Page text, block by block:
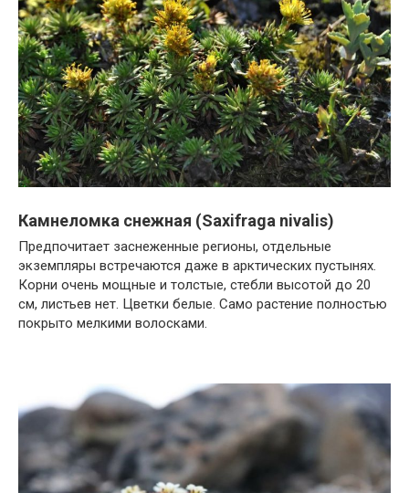
Камнеломка снежная (Saxifraga nivalis)
Предпочитает заснеженные регионы, отдельные
экземпляры встречаются даже в арктических пустынях.
Корни очень мощные и толстые, стебли высотой до 20
см, листьев нет. Цветки белые. Само растение полностью
покрыто мелкими волосками.